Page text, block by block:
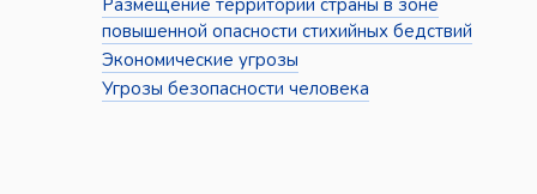
Размещение территории страны в зоне
повышенной опасности стихийных бедствий
Экономические угрозы
Угрозы безопасности человека